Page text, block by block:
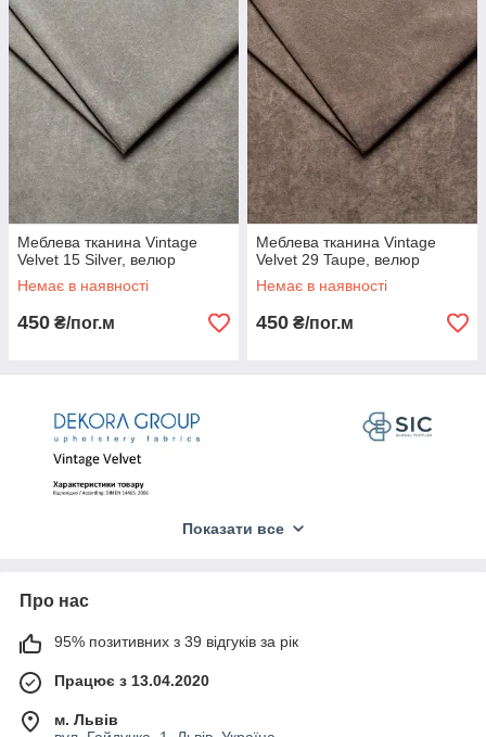
Меблева тканина Vintage
Velvet 15 Silver, велюр
Немає в наявності
450 ₴/пог.м
Меблева тканина Vintage
Velvet 29 Taupe, велюр
Немає в наявності
450 ₴/пог.м
Показати все
Про нас
95% позитивних з 39 відгуків за рік
Працює з 13.04.2020
м. Львів